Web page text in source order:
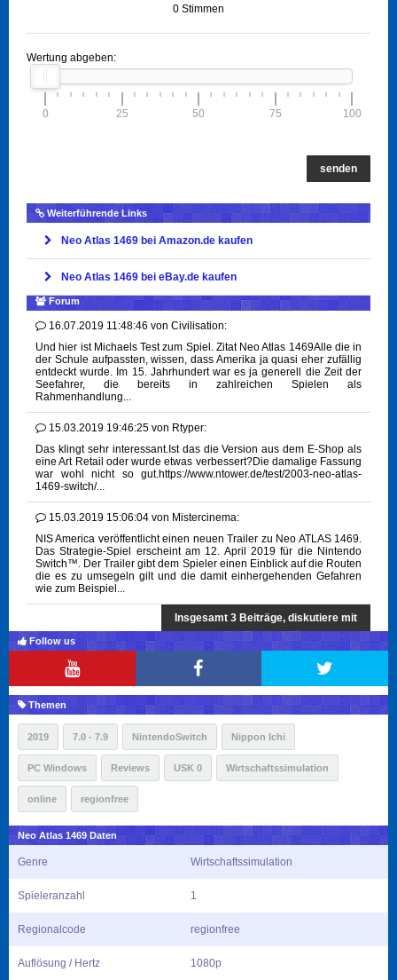
0 Stimmen
Wertung abgeben:
0 25 50 75 100
senden
Weiterführende Links
Neo Atlas 1469 bei Amazon.de kaufen
Neo Atlas 1469 bei eBay.de kaufen
Forum
16.07.2019 11:48:46 von Civilisation:
Und hier ist Michaels Test zum Spiel. Zitat Neo Atlas 1469Alle die in
der Schule aufpassten, wissen, dass Amerika ja quasi eher zufällig
entdeckt wurde. Im 15. Jahrhundert war es ja generell die Zeit der
Seefahrer, die bereits in zahlreichen Spielen als
Rahmenhandlung...
15.03.2019 19:46:25 von Rtyper:
Das klingt sehr interessant.Ist das die Version aus dem E-Shop als
eine Art Retail oder wurde etwas verbessert?Die damalige Fassung
war wohl nicht so gut.https://www.ntower.de/test/2003-neo-atlas-
1469-switch/...
15.03.2019 15:06:04 von Mistercinema:
NIS America veröffentlicht einen neuen Trailer zu Neo ATLAS 1469.
Das Strategie-Spiel erscheint am 12. April 2019 für die Nintendo
Switch™. Der Trailer gibt dem Spieler einen Einblick auf die Routen
die es zu umsegeln gilt und die damit einhergehenden Gefahren
wie zum Beispiel...
Insgesamt 3 Beiträge, diskutiere mit
Follow us
Themen
2019 7.0 - 7.9 NintendoSwitch Nippon Ichi
PC Windows Reviews USK 0 Wirtschaftssimulation
online regionfree
Neo Atlas 1469 Daten
Genre Wirtschaftssimulation
Spieleranzahl 1
Regionalcode regionfree
Auflösung / Hertz 1080p